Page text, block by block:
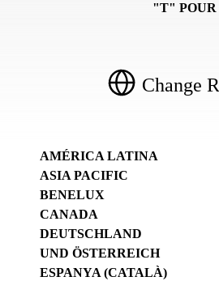
"T" POUR
Change
AMÉRICA LATINA
ASIA PACIFIC
BENELUX
CANADA
DEUTSCHLAND
UND ÖSTERREICH
ESPANYA (CATALÀ)